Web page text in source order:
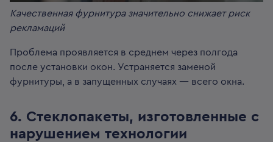
Качественная фурнитура значительно снижает риск
рекламаций
Проблема проявляется в среднем через полгода
после установки окон. Устраняется заменой
фурнитуры, а в запущенных случаях — всего окна.
6️. Стеклопакеты, изготовленные с
нарушением технологии